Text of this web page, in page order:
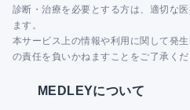
診断・治療を必要とする方は、適切な
ます。
本サービス上の情報や利用に関して発
の責任を負いかねますことをご了承くだ
MEDLEYについて